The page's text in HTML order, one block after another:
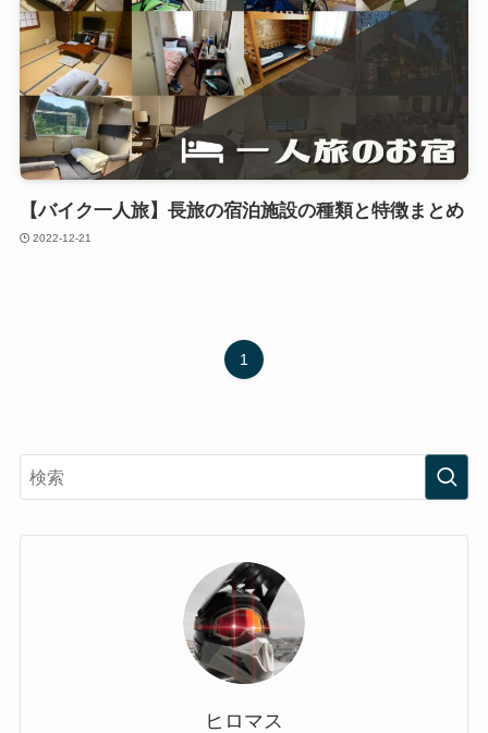
【バイク一人旅】長旅の宿泊施設の種類と特徴まとめ
2022-12-21
1
ヒロマス